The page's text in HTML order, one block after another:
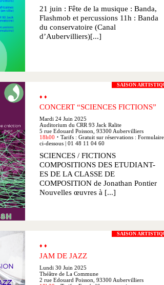
21 juin : Fête de la musique : Banda,
Flashmob et percussions 11h : Banda
du conservatoire (Canal
d’Aubervilliers)[...]
SAISON
♦ ♦
CONCERT “SCIENCES FICTIONS”
Mardi 24 Juin 2025
Auditorium du CRR 93 Jack Ralite
5 rue Edouard Poisson, 93300 Aubervilliers
18h00
●
Tarifs : Gratuit sur réservations : Formulaire
ci-dessous | 01 48 11 04 60
SCIENCES / FICTIONS
COMPOSITIONS DES ETUDIANT-
ES DE LA CLASSE DE
COMPOSITION de Jonathan Pontier
Nouvelles œuvres à [...]
SAISON
♦ ♦
JAM DE JAZZ
Lundi 30 Juin 2025
Théâtre de La Commune
2 rue Edouard Poisson, 93300 Aubervilliers